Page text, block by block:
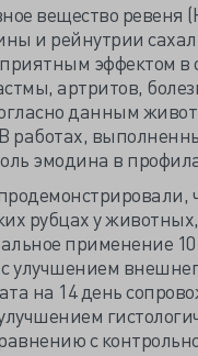
вещество ревеня
и рейнутрии
эффектом
артритов,
данным
работах,
эмодина в
рубцах у животных,
применение
улучшением
на 14 день
с